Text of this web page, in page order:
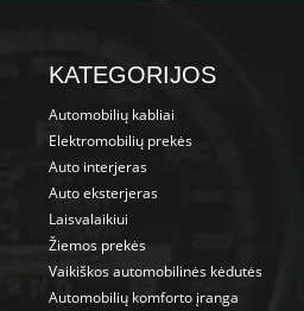
KATEGORIJOS
Automobilių kabliai
Elektromobilių prekės
Auto interjeras
Auto eksterjeras
Laisvalaikiui
Žiemos prekės
Vaikiškos automobilinės kėdutės
Automobilių komforto įranga